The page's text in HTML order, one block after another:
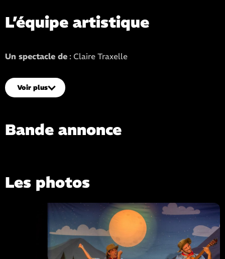
L’équipe artistique
Un spectacle de : Claire Traxelle
Mise en scène
Avec: Sherilyn Azzoug, Clara Majman, Nicolas Desnoues
Voir plus
Bande annonce
Les photos